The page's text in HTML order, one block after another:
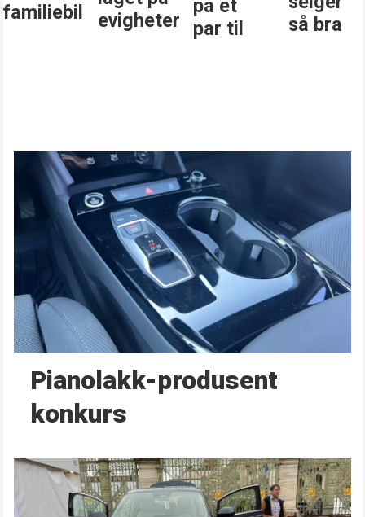
familiebil
evigheter
på et
par til
så bra
Pianolakk-produsent
konkurs